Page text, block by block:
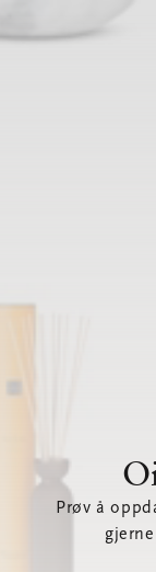
Prøv å